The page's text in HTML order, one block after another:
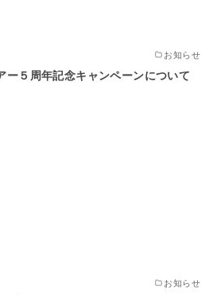
お知らせ
ー５周年記念キャンペーンについて
お知らせ